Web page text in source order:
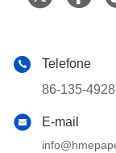
Telefone
86-135-
E-mail